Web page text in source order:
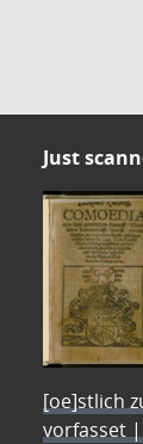
Just
[oe]stlich
vorfasset